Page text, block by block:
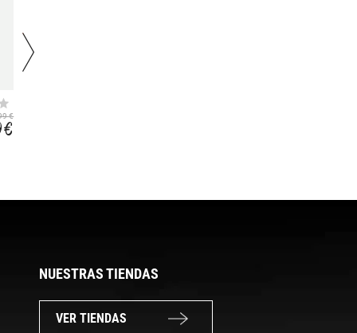
€
€
NUESTRAS TIENDAS
VER TIENDAS